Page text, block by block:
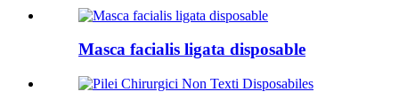
Masca facialis ligata disposable